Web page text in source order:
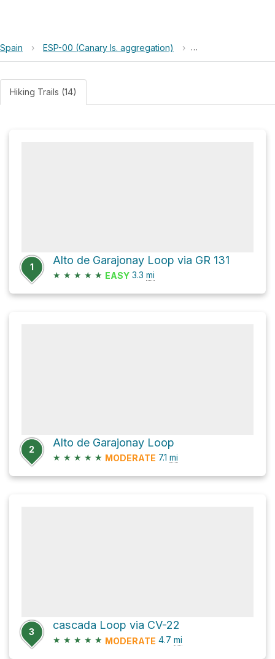
Spain › ESP-00 (Canary Is. aggregation) › Parque Nacional
Hiking Trails (14)
1
Alto de Garajonay Loop via GR 131
★ ★ ★ ★ ★ EASY 3.3 mi
2
Alto de Garajonay Loop
★ ★ ★ ★ ★ MODERATE 7.1 mi
3
cascada Loop via CV-22
★ ★ ★ ★ ★ MODERATE 4.7 mi